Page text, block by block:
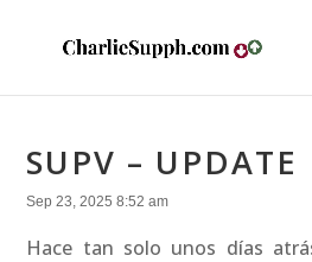
SUPV – UPDATE
Sep 23, 2025 8:52 am
Hace tan solo unos días